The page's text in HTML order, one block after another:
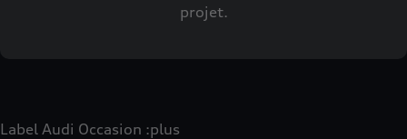
projet.
Label Audi Occasion :plus